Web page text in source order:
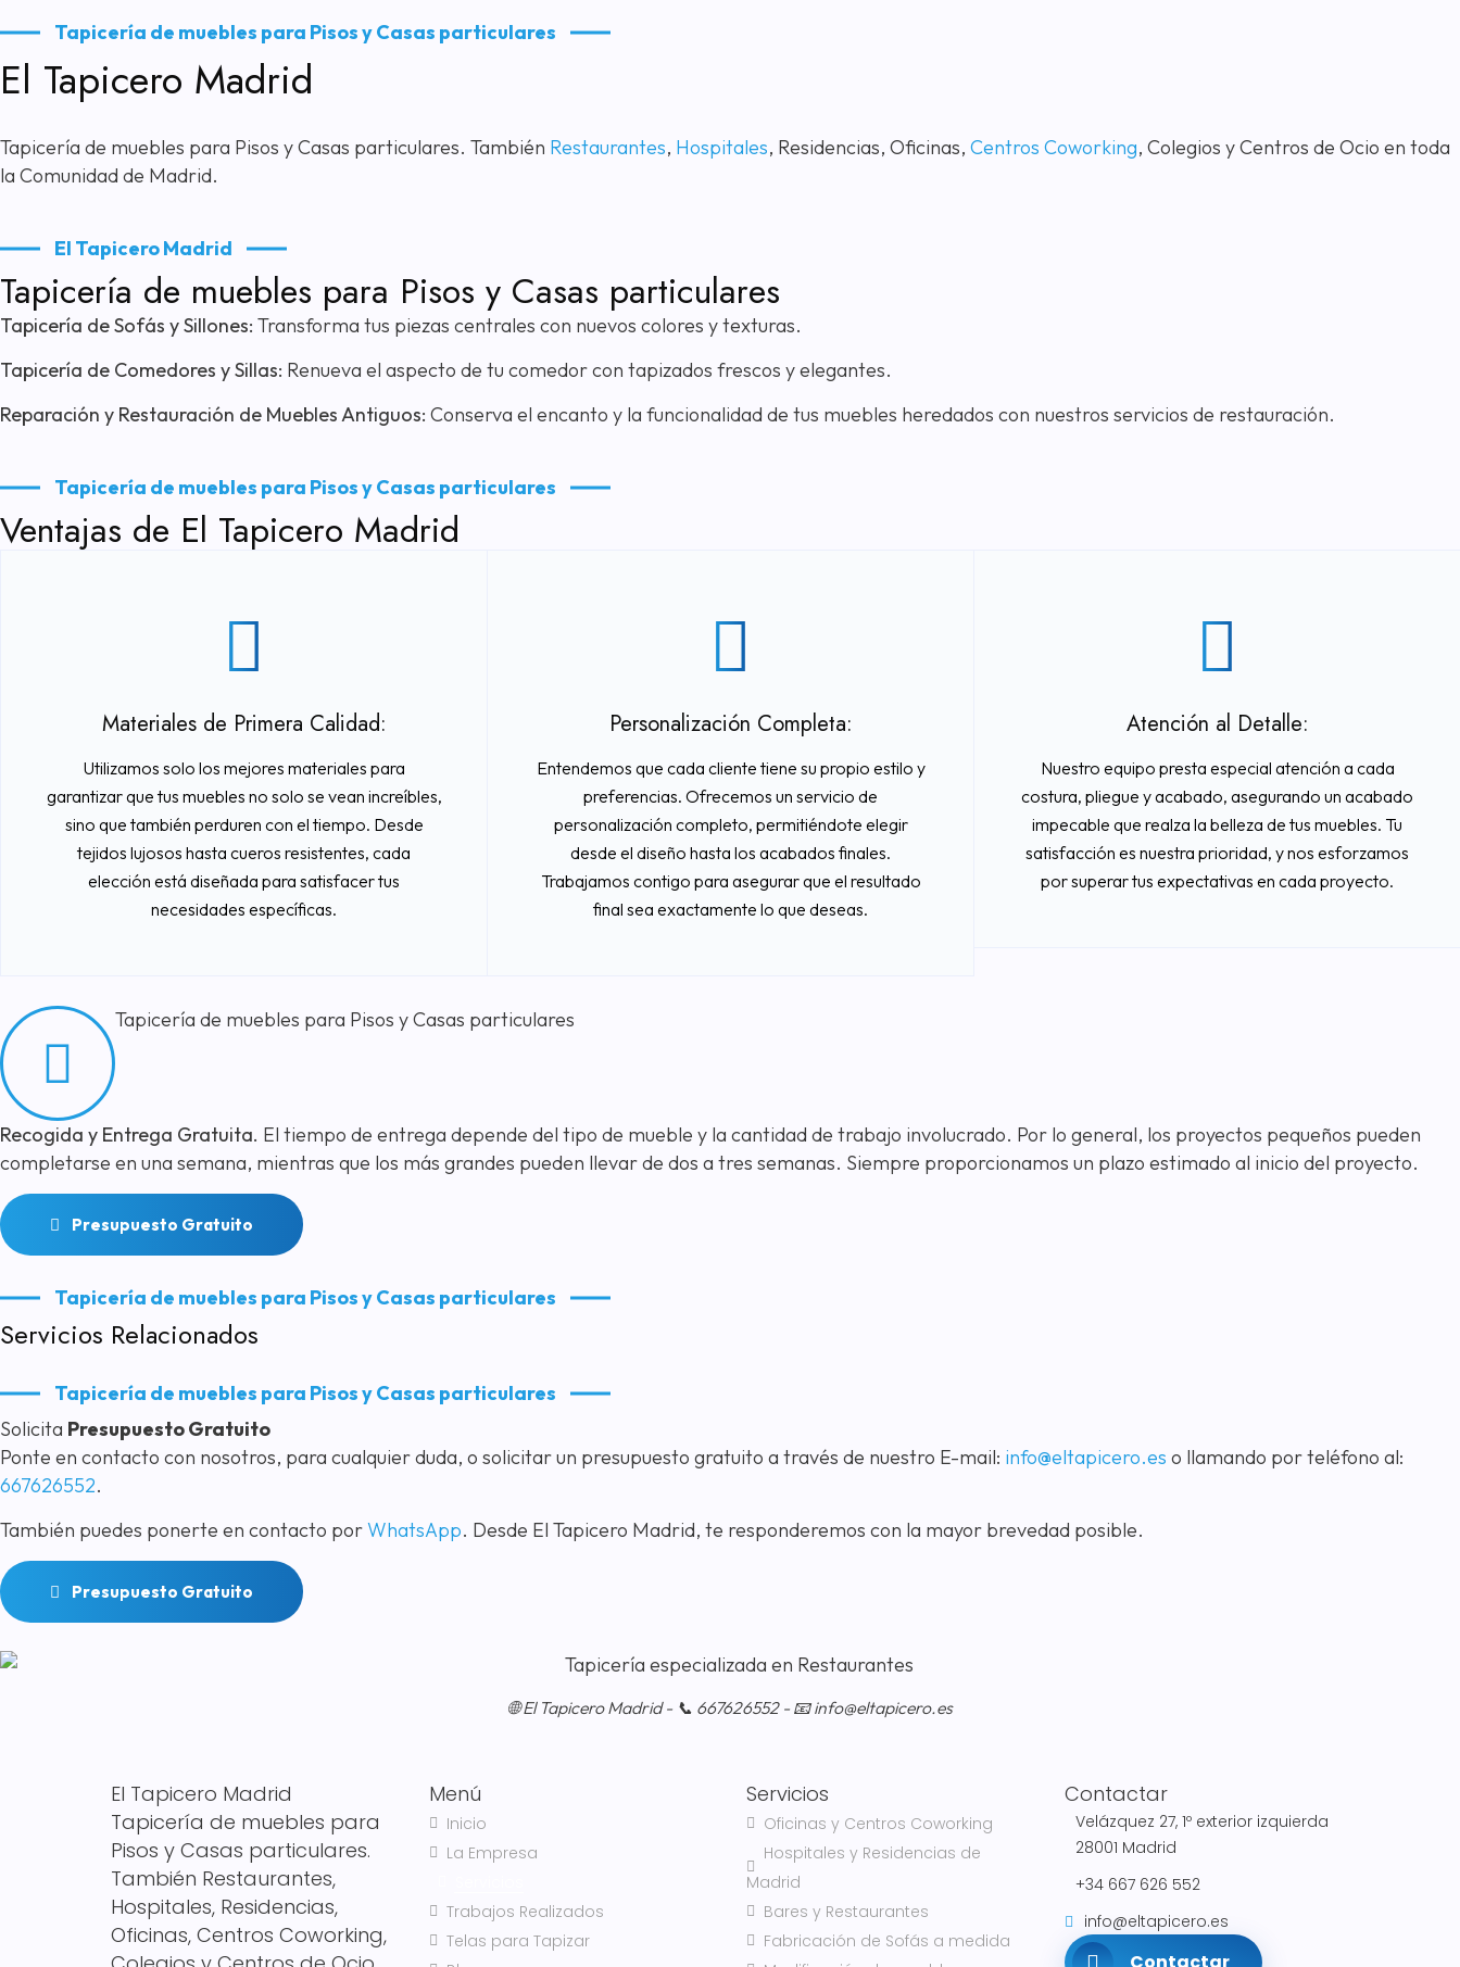
Tapicería de muebles para Pisos y Casas particulares
El Tapicero Madrid
Tapicería de muebles para Pisos y Casas particulares. También Restaurantes, Hospitales, Residencias, Oficinas, Centros Coworking, Colegios y Centros de Ocio en toda
la Comunidad de Madrid.
El Tapicero Madrid
Tapicería de muebles para Pisos y Casas particulares
Tapicería de Sofás y Sillones: Transforma tus piezas centrales con nuevos colores y texturas.
Tapicería de Comedores y Sillas: Renueva el aspecto de tu comedor con tapizados frescos y elegantes.
Reparación y Restauración de Muebles Antiguos: Conserva el encanto y la funcionalidad de tus muebles heredados con nuestros servicios de restauración.
Tapicería de muebles para Pisos y Casas particulares
Ventajas de El Tapicero Madrid
Materiales de Primera Calidad:
Utilizamos solo los mejores materiales para
garantizar que tus muebles no solo se vean increíbles,
sino que también perduren con el tiempo. Desde
tejidos lujosos hasta cueros resistentes, cada
elección está diseñada para satisfacer tus
necesidades específicas.
Personalización Completa:
Entendemos que cada cliente tiene su propio estilo y
preferencias. Ofrecemos un servicio de
personalización completo, permitiéndote elegir
desde el diseño hasta los acabados finales.
Trabajamos contigo para asegurar que el resultado
final sea exactamente lo que deseas.
Atención al Detalle:
Nuestro equipo presta especial atención a cada
costura, pliegue y acabado, asegurando un acabado
impecable que realza la belleza de tus muebles. Tu
satisfacción es nuestra prioridad, y nos esforzamos
por superar tus expectativas en cada proyecto.
Tapicería de muebles para Pisos y Casas particulares
Recogida y Entrega Gratuita. El tiempo de entrega depende del tipo de mueble y la cantidad de trabajo involucrado. Por lo general, los proyectos pequeños pueden
completarse en una semana, mientras que los más grandes pueden llevar de dos a tres semanas. Siempre proporcionamos un plazo estimado al inicio del proyecto.
Presupuesto Gratuito
Tapicería de muebles para Pisos y Casas particulares
Servicios Relacionados
Tapicería de muebles para Pisos y Casas particulares
Solicita Presupuesto Gratuito
Ponte en contacto con nosotros, para cualquier duda, o solicitar un presupuesto gratuito a través de nuestro E-mail: info@eltapicero.es o llamando por teléfono al:
667626552.
También puedes ponerte en contacto porWhatsApp. Desde El Tapicero Madrid, te responderemos con la mayor brevedad posible.
Presupuesto Gratuito
🌐 El Tapicero Madrid - 📞 667626552 - 📧 info@eltapicero.es
El Tapicero Madrid
Tapicería de muebles para
Pisos y Casas particulares.
También Restaurantes,
Hospitales, Residencias,
Oficinas, Centros Coworking,
Menú
Inicio
La Empresa
Trabajos Realizados
Telas para Tapizar
Servicios
Oficinas y Centros Coworking
Hospitales y Residencias de
Madrid
Bares y Restaurantes
Fabricación de Sofás a medida
Contactar
Velázquez 27, 1º exterior izquierda
28001 Madrid
+34 667 626 552
info@eltapicero.es
Contactar